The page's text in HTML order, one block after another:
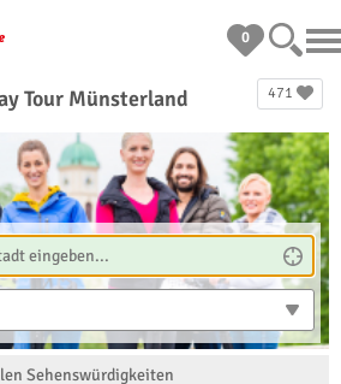
0
471
Tour Münsterland
Sehenswürdigkeiten